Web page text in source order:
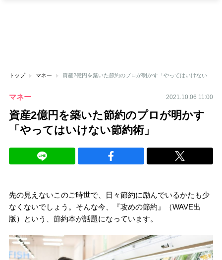
トップ マネー 資産2億円を築いた節約のプロが明かす「やってはいけない節約術」
マネー 2021.10.06 11:00
資産2億円を築いた節約のプロが明かす
「やってはいけない節約術」
先の見えないこのご時世で、日々節約に励んでいるかたも少
なくないでしょう。そんな今、『攻めの節約』（WAVE出
版）という、節約本が話題になっています。